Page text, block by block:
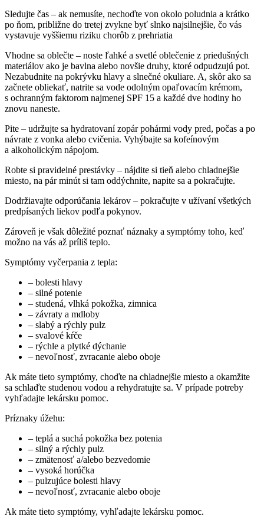
Sledujte čas – ak nemusíte, nechoďte von okolo poludnia a krátko
po ňom, približne do tretej zvykne byť slnko najsilnejšie, čo vás
vystavuje vyššiemu riziku chorôb z prehriatia
Vhodne sa oblečte – noste ľahké a svetlé oblečenie z priedušných
materiálov ako je bavlna alebo novšie druhy, ktoré odpudzujú pot.
Nezabudnite na pokrývku hlavy a slnečné okuliare. A, skôr ako sa
začnete obliekať, natrite sa vode odolným opaľovacím krémom,
s ochranným faktorom najmenej SPF 15 a každé dve hodiny ho
znovu naneste.
Pite – udržujte sa hydratovaní zopár pohármi vody pred, počas a po
návrate z vonka alebo cvičenia. Vyhýbajte sa kofeínovým
a alkoholickým nápojom.
Robte si pravidelné prestávky – nájdite si tieň alebo chladnejšie
miesto, na pár minút si tam oddýchnite, napite sa a pokračujte.
Dodržiavajte odporúčania lekárov – pokračujte v užívaní všetkých
predpísaných liekov podľa pokynov.
Zároveň je však dôležité poznať náznaky a symptómy toho, keď
možno na vás až príliš teplo.
Symptómy vyčerpania z tepla:
– bolesti hlavy
– silné potenie
– studená, vlhká pokožka, zimnica
– závraty a mdloby
– slabý a rýchly pulz
– svalové kŕče
– rýchle a plytké dýchanie
– nevoľnosť, zvracanie alebo oboje
Ak máte tieto symptómy, choďte na chladnejšie miesto a okamžite
sa schlaďte studenou vodou a rehydratujte sa. V prípade potreby
vyhľadajte lekársku pomoc.
Príznaky úžehu:
– teplá a suchá pokožka bez potenia
– silný a rýchly pulz
– zmätenosť a/alebo bezvedomie
– vysoká horúčka
– pulzujúce bolesti hlavy
– nevoľnosť, zvracanie alebo oboje
Ak máte tieto symptómy, vyhľadajte lekársku pomoc.